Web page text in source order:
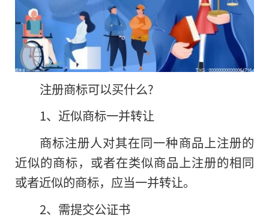
注册商标可以买什么?
1、近似商标一并转让
商标注册人对其在同一种商品上注册的
近似的商标，或者在类似商品上注册的相同
或者近似的商标，应当一并转让。
2、需提交公证书